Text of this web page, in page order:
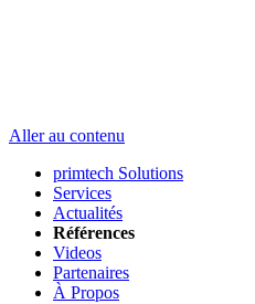
Aller au contenu
primtech Solutions
Services
Actualités
Références
Videos
Partenaires
À Propos